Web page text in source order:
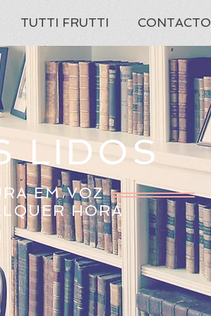
TUTTI FRUTTI CONTACTO
LIDOS
EM VOZ
HORA